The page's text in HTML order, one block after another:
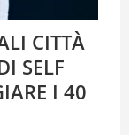
CITTÀ
SELF
I 40